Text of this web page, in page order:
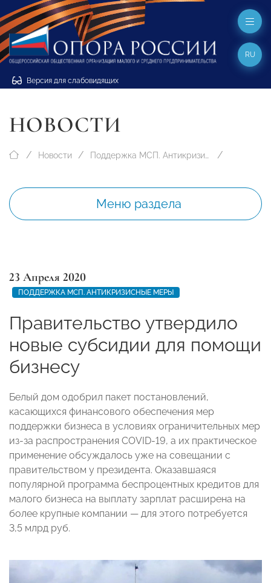
Версия для слабовидящих
RU
НОВОСТИ
Новости Поддержка МСП. Антикризисные меры
Меню раздела
23 Апреля 2020
ПОДДЕРЖКА МСП. АНТИКРИЗИСНЫЕ МЕРЫ
Правительство утвердило
новые субсидии для помощи
бизнесу
Белый дом одобрил пакет постановлений,
касающихся финансового обеспечения мер
поддержки бизнеса в условиях ограничительных мер
из-за распространения COVID-19, а их практическое
применение обсуждалось уже на совещании с
правительством у президента. Оказавшаяся
популярной программа беспроцентных кредитов для
малого бизнеса на выплату зарплат расширена на
более крупные компании — для этого потребуется
3,5 млрд руб.